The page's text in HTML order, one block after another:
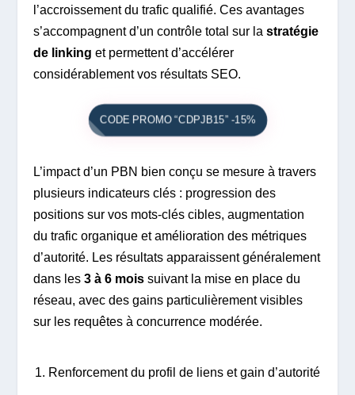
l’accroissement du trafic qualifié. Ces avantages
s’accompagnent d’un contrôle total sur lastratégie
de linking et permettent d’accélérer
considérablement vos résultats SEO.
CODE PROMO “CDPJB15” -15%
L’impact d’un PBN bien conçu se mesure à travers
plusieurs indicateurs clés : progression des
positions sur vos mots-clés cibles, augmentation
du trafic organique et amélioration des métriques
d’autorité. Les résultats apparaissent généralement
dans les3 à 6 mois suivant la mise en place du
réseau, avec des gains particulièrement visibles
sur les requêtes à concurrence modérée.
Renforcement du profil de liens et gain d’autorité